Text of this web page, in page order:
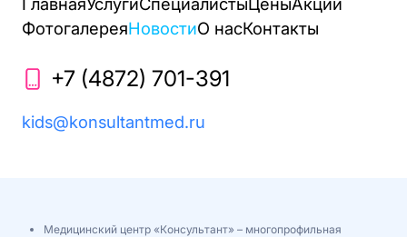
ФотогалереяНовостиО насКонтакты
+7 (4872) 701-391
kids@konsultantmed.ru
Медицинский центр «Консультант» – многопрофильная